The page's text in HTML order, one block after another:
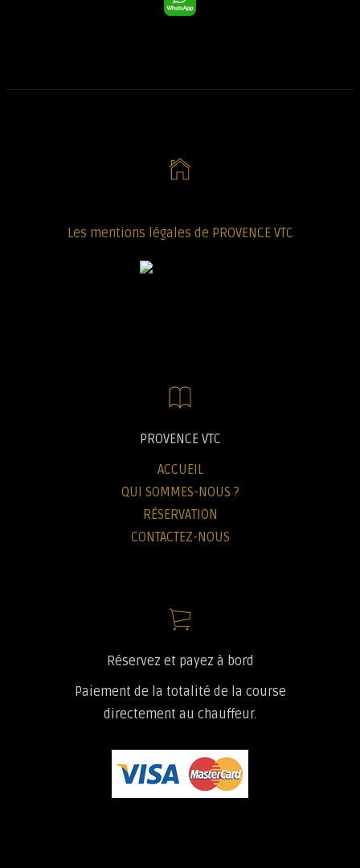
Les mentions légales de PROVENCE VTC
PROVENCE VTC
ACCUEIL
QUI SOMMES-NOUS ?
RÉSERVATION
CONTACTEZ-NOUS
Réservez et payez à bord
Paiement de la totalité de la course
directement au chauffeur.